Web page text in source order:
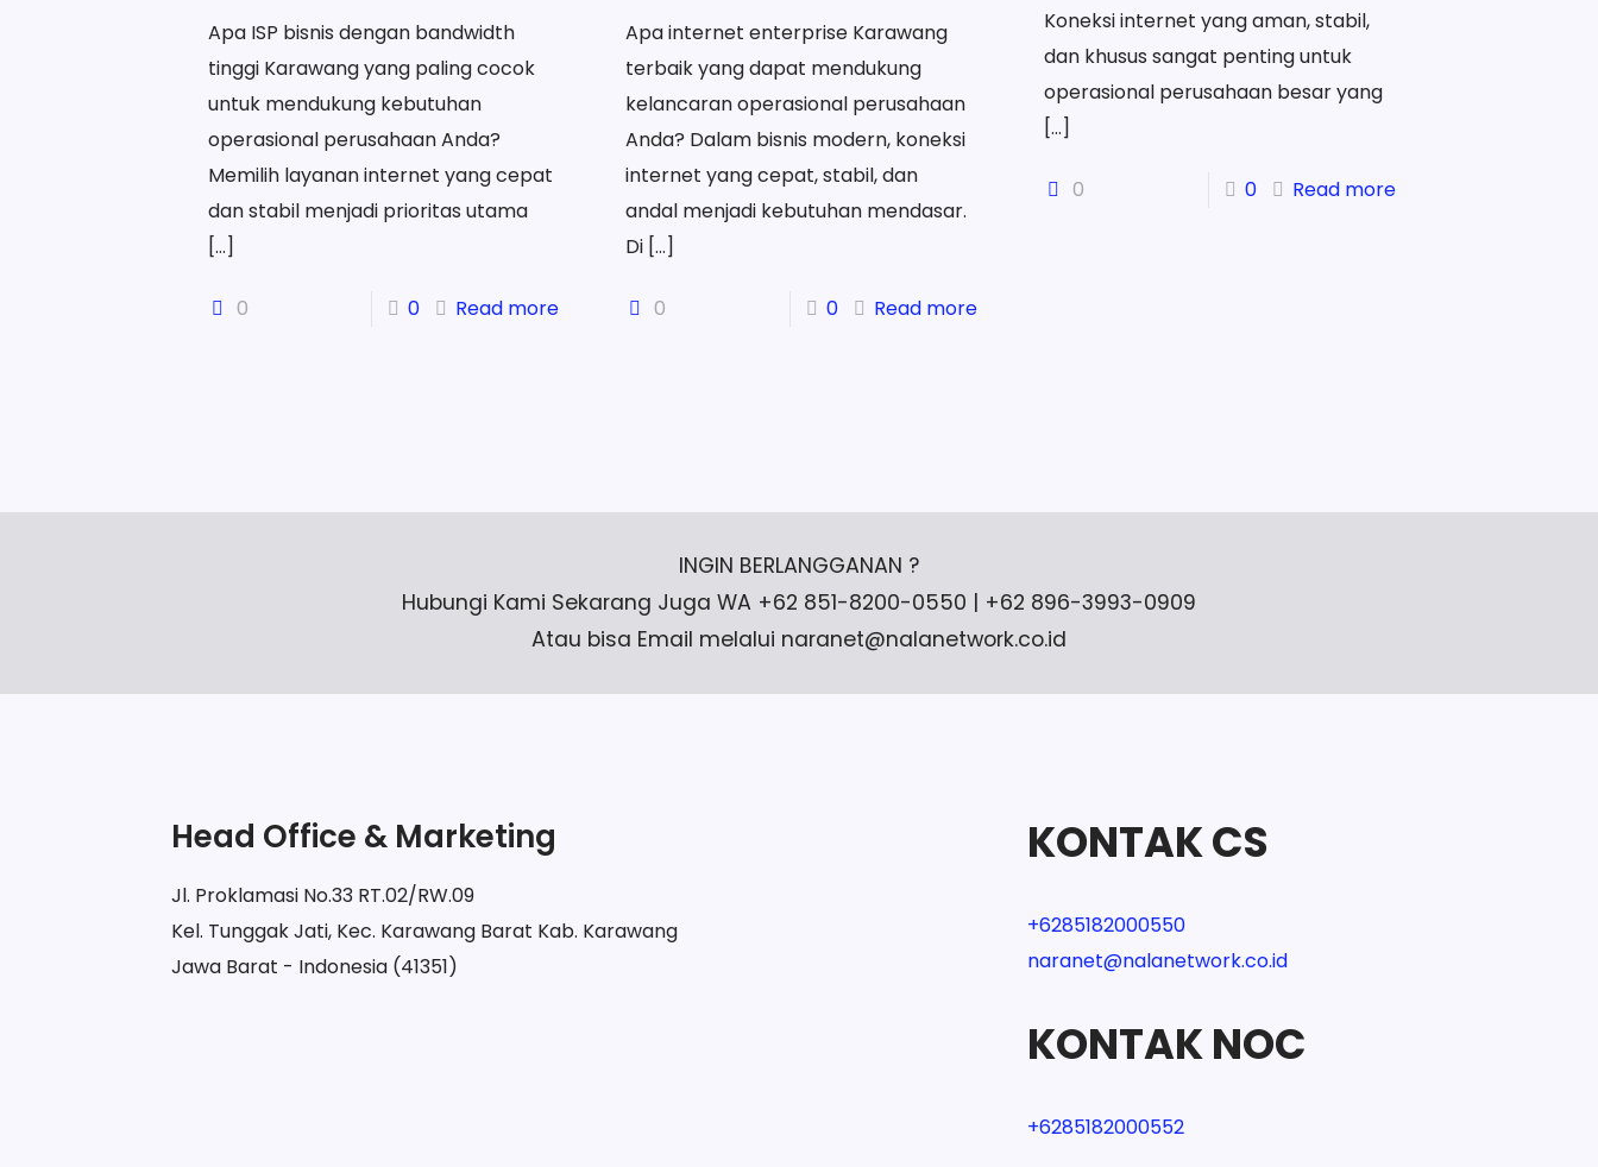
Apa ISP bisnis dengan bandwidth
tinggi Karawang yang paling cocok
untuk mendukung kebutuhan
operasional perusahaan Anda?
Memilih layanan internet yang cepat
dan stabil menjadi prioritas utama
[…]
0 0 Read more
Apa internet enterprise Karawang
terbaik yang dapat mendukung
kelancaran operasional perusahaan
Anda? Dalam bisnis modern, koneksi
internet yang cepat, stabil, dan
andal menjadi kebutuhan mendasar.
Di […]
0 0 Read more
Koneksi internet yang aman, stabil,
dan khusus sangat penting untuk
operasional perusahaan besar yang
[…]
0 0 Read more
INGIN BERLANGGANAN ?
Hubungi Kami Sekarang Juga WA +62 851-8200-0550 | +62 896-3993-0909
Atau bisa Email melalui naranet@nalanetwork.co.id
Head Office & Marketing
Jl. Proklamasi No.33 RT.02/RW.09
Kel. Tunggak Jati, Kec. Karawang Barat Kab. Karawang
Jawa Barat - Indonesia (41351)
KONTAK CS
+6285182000550
naranet@nalanetwork.co.id
KONTAK NOC
+6285182000552